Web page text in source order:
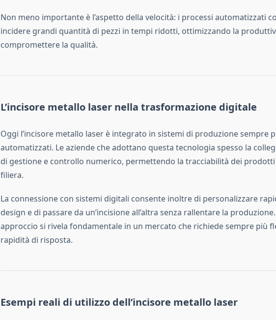
Non meno importante è l’aspetto della velocità: i processi automatizzati
incidere grandi quantità di pezzi in tempi ridotti, ottimizzando la
compromettere la qualità.
L’incisore metallo laser nella trasformazione digitale
Oggi l’incisore metallo laser è integrato in sistemi di produzione sempre
automatizzati. Le aziende che adottano questa tecnologia spesso la
di gestione e controllo numerico, permettendo la tracciabilità dei prodotti
filiera.
La connessione con sistemi digitali consente inoltre di personalizzare
design e di passare da un’incisione all’altra senza rallentare la
approccio si rivela fondamentale in un mercato che richiede sempre più
rapidità di risposta.
Esempi reali di utilizzo dell’incisore metallo laser